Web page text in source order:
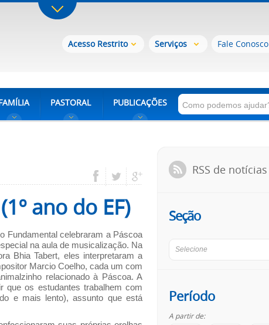
Acesso Restrito Serviços Fale Conosco
PASTORAL PUBLICAÇÕES
ano do EF)
Fundamental celebraram a Páscoa
na aula de musicalização. Na
Bhia Tabert, eles interpretaram a
Marcio Coelho, cada um com
relacionado à Páscoa. A
que os estudantes trabalhem com
e mais lento), assunto que está
RSS de notícias
Seção
Selecione
Período
A partir de: